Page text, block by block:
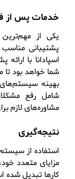
خدمات پس از
یکی از
پشتیبانی
اسپادانا با
شما خواهد بود تا
بهینه
شامل رفع
مشاوره‌های لازم
نتیجه‌گیری
مزایای متعدد
کارها تبدیل شده